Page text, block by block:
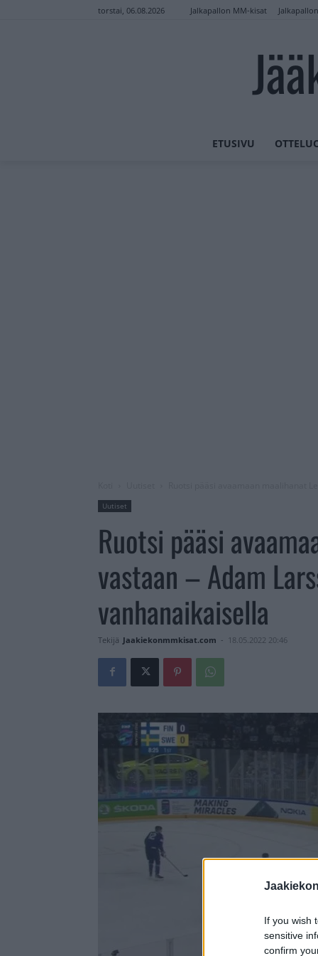
If you wish
sensitive
confirm
torstai, 06.08.2026 Jalkapallon MM-kisat
ETUSIVU
Uutiset
Ruotsi pääsi
vastaan – Adam
vanhanaikaisella
Tekijä Jaakiekonmmkisat.com - 18.05.2022 20:46